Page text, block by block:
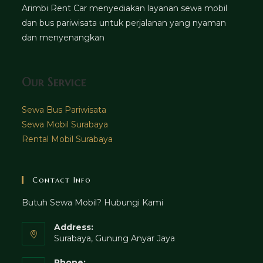
Arimbi Rent Car menyediakan layanan sewa mobil
dan bus pariwisata untuk perjalanan yang nyaman
dan menyenangkan
Our Service
Sewa Bus Pariwisata
Sewa Mobil Surabaya
Rental Mobil Surabaya
Contact Info
Butuh Sewa Mobil? Hubungi Kami
Address:
Surabaya, Gunung Anyar Jaya